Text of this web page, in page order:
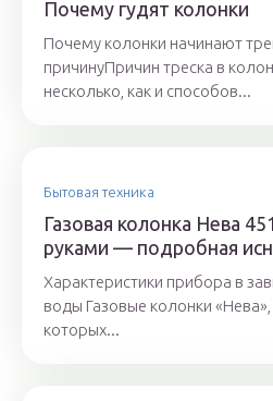
Почему гудят колонки
Почему колонки начинают
причинуПричин треска в
несколько, как и способов...
Бытовая техника
Газовая колонка Нева
руками — подробная
Характеристики прибора в
воды Газовые колонки «Нева»,
которых...